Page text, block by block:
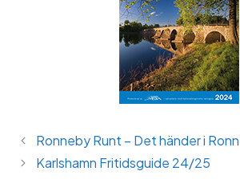
Ronneby Runt – Det händer i
Karlshamn Fritidsguide 24/25